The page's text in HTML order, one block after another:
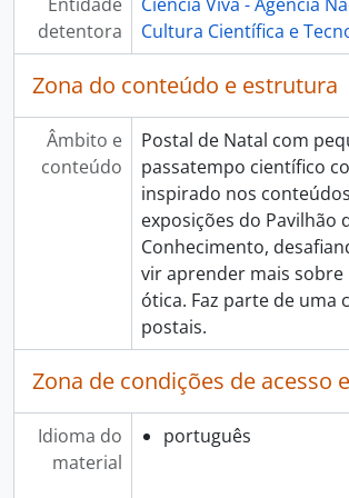
[Item] Noite Europeia dos
[Item] O amor e a sexualidade numa
[Item] c_Vib cymatics Vibrating
[Item] Escola Ciência Viva,
[Item] Férias com ciência,
[Item] Conferências Ciência Viva - Ilhas de
[Item] Conferências Ciência Viva - A domesticação: uma breve
[Item] Conferências Ciência Viva - Privacidade na era Snowden:
[Item] A Ciência é
[Item] 17.º Aniversário do Pavilhão do
[Item] 19.º Aniversário do Pavilhão do
[Item] 20.º Aniversário do Pavilhão do
[Coleção] Coleção de cartas,
[Coleção] Coleção de Cartazes,
[Coleção] Coleção de Folhetos,
[Coleção] Coleção Multimédia,
[Coleção] Coleção de
detentora
Cultura Científica e
Zona do conteúdo e estrutura
Âmbito e
conteúdo
Postal de Natal com
passatempo científico
inspirado nos
exposições do Pavilhão
Conhecimento,
vir aprender mais sobre
ótica. Faz parte de uma
postais.
Zona de condições de acesso
Idioma do
material
português